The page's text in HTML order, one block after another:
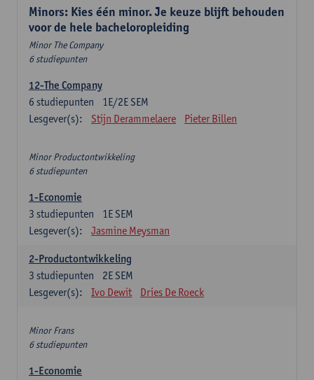
Minors: Kies één minor. Je keuze blijft behouden
voor de hele bacheloropleiding
Minor The Company
6 studiepunten
12-The Company
1E/2E SEM
6 studiepunten
Lesgever(s):
Stijn Derammelaere Pieter Billen
Minor Productontwikkeling
6 studiepunten
1-Economie
1E SEM
3 studiepunten
Lesgever(s):
Jasmine Meysman
2-Productontwikkeling
2E SEM
3 studiepunten
Lesgever(s):
Ivo Dewit Dries De Roeck
Minor Frans
6 studiepunten
1-Economie